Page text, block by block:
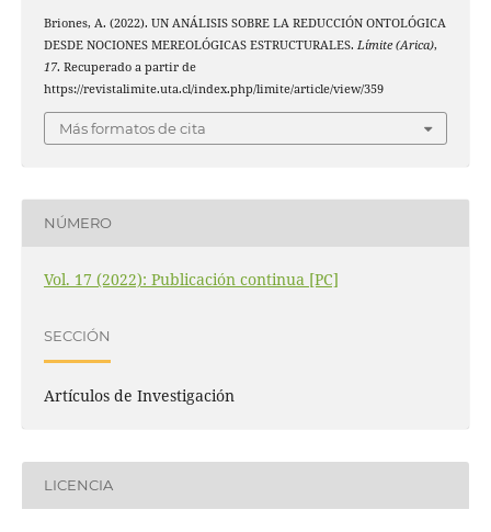
Briones, A. (2022). UN ANÁLISIS SOBRE LA REDUCCIÓN ONTOLÓGICA
DESDE NOCIONES MEREOLÓGICAS ESTRUCTURALES. Límite (Arica),
17. Recuperado a partir de
https://revistalimite.uta.cl/index.php/limite/article/view/359
Más formatos de cita
NÚMERO
Vol. 17 (2022): Publicación continua [PC]
SECCIÓN
Artículos de Investigación
LICENCIA